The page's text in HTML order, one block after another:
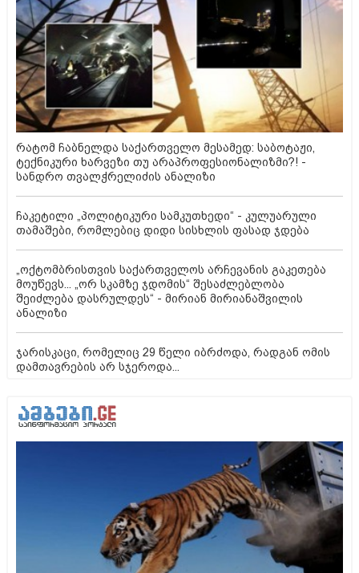
რატომ ჩაბნელდა საქართველო მესამედ: საბოტაჟი,
ტექნიკური ხარვეზი თუ არაპროფესიონალიზმი?! -
სანდრო თვალჭრელიძის ანალიზი
ჩაკეტილი „პოლიტიკური სამკუთხედი“ - კულუარული
თამაშები, რომლებიც დიდი სისხლის ფასად ჯდება
„ოქტომბრისთვის საქართველოს არჩევანის გაკეთება
მოუწევს... „ორ სკამზე ჯდომის“ შესაძლებლობა
შეიძლება დასრულდეს“ - მირიან მირიანაშვილის
ანალიზი
ჯარისკაცი, რომელიც 29 წელი იბრძოდა, რადგან ომის
დამთავრების არ სჯეროდა...